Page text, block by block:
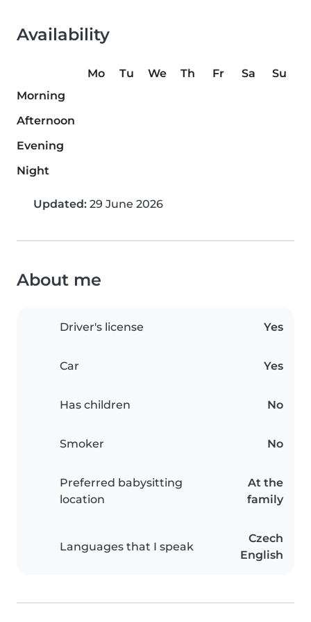
Availability
Mo Tu We Th Fr Sa
Su
Morning
Afternoon
Evening
Night
Updated: 29 June 2026
About me
Driver's license Yes
Car Yes
Has children No
Smoker No
Preferred babysitting
location
At the
family
Languages that I speak
Czech
English